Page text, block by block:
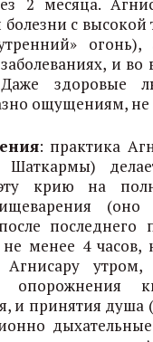
с высокой
и во
Даже здоровые
ощущениям, не
: практика
эту крию на
(оно
менее 4 часов,
утром,
опорожнения
и принятия душа